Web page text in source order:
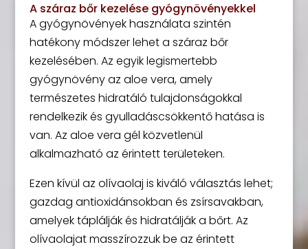
A száraz bőr kezelése gyógynövényekkel
A gyógynövények használata szintén
hatékony módszer lehet a száraz bőr
kezelésében. Az egyik legismertebb
gyógynövény az aloe vera, amely
természetes hidratáló tulajdonságokkal
rendelkezik és gyulladáscsökkentő hatása is
van. Az aloe vera gél közvetlenül
alkalmazható az érintett területeken.
Ezen kívül az olívaolaj is kiváló választás lehet;
gazdag antioxidánsokban és zsírsavakban,
amelyek táplálják és hidratálják a bőrt. Az
olívaolajat masszírozzuk be az érintett